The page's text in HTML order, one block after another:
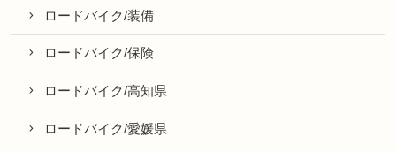
ロードバイク/装備
ロードバイク/保険
ロードバイク/高知県
ロードバイク/愛媛県